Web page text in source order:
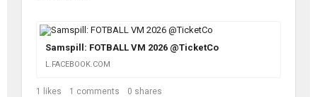
Samspill: FOTBALL VM 2026 @TicketCo
L.FACEBOOK.COM
1 likes 1 comments 0 shares